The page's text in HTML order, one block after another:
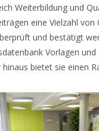
Weiterbildung und
eine Vielzahl
und bestätigt
Vorlagen
hinaus bietet sie einen